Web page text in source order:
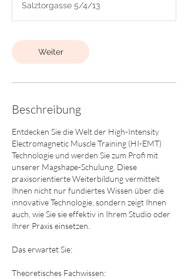
d
.
Salztorgasse 5/4/13
Weiter
Beschreibung
Entdecken Sie die Welt der High-Intensity
Electromagnetic Muscle Training (HI-EMT)
Technologie und werden Sie zum Profi mit
unserer Magshape-Schulung. Diese
praxisorientierte Weiterbildung vermittelt
Ihnen nicht nur fundiertes Wissen über die
innovative Technologie, sondern zeigt Ihnen
auch, wie Sie sie effektiv in Ihrem Studio oder
Ihrer Praxis einsetzen.
Das erwartet Sie:
Theoretisches Fachwissen: